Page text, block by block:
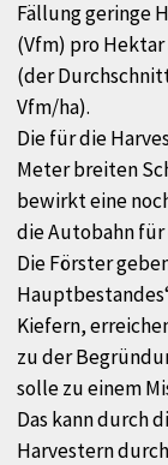
Fällung geringe
(Vfm) pro
(der
Vfm/ha).
Die für die
Meter breiten
bewirkt eine
die Autobahn für
Die Förster
Kiefern,
zu der
solle zu einem
Das kann durch
Harvestern